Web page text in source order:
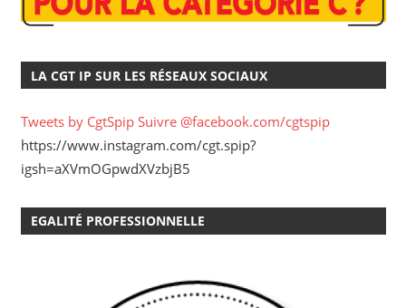
LA CGT IP SUR LES RÉSEAUX SOCIAUX
Tweets by CgtSpip Suivre @facebook.com/cgtspip
https://www.instagram.com/cgt.spip?
igsh=aXVmOGpwdXVzbjB5
EGALITÉ PROFESSIONNELLE